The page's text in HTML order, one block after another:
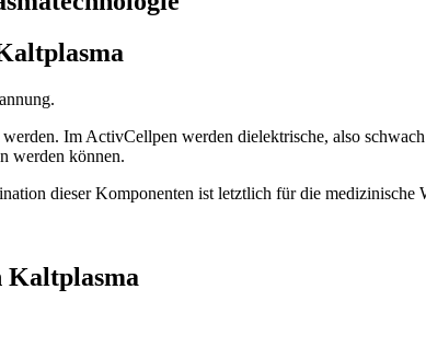
Im ActivCellpen werden dielektrische, also
werden können.
dieser Komponenten ist letztlich für die
Kaltplasma